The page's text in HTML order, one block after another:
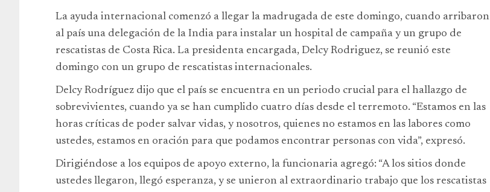
La ayuda internacional comenzó a llegar la madrugada de este domingo, cuando arribaron
al país una delegación de la India para instalar un hospital de campaña y un grupo de
rescatistas de Costa Rica. La presidenta encargada, Delcy Rodriguez, se reunió este
domingo con un grupo de rescatistas internacionales.
Delcy Rodríguez dijo que el país se encuentra en un periodo crucial para el hallazgo de
sobrevivientes, cuando ya se han cumplido cuatro días desde el terremoto. “Estamos en las
horas críticas de poder salvar vidas, y nosotros, quienes no estamos en las labores como
ustedes, estamos en oración para que podamos encontrar personas con vida”, expresó.
Dirigiéndose a los equipos de apoyo externo, la funcionaria agregó: “A los sitios donde
ustedes llegaron, llegó esperanza, y se unieron al extraordinario trabajo que los rescatistas